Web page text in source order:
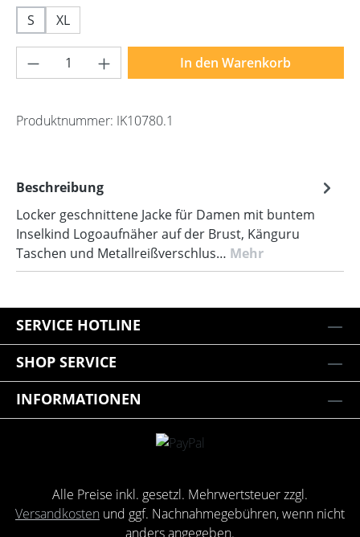
S
XL
Produkt Anzahl: Gib den gewünschten
In den Warenkorb
Produktnummer: IK10780.1
Beschreibung
Locker geschnittene Jacke für Damen mit buntem
Inselkind Logoaufnäher auf der Brust, Känguru
Taschen und Metallreißverschlus… Mehr
SERVICE HOTLINE
SHOP SERVICE
INFORMATIONEN
Alle Preise inkl. gesetzl. Mehrwertsteuer zzgl.
Versandkosten und ggf. Nachnahmegebühren, wenn nicht
anders angegeben.